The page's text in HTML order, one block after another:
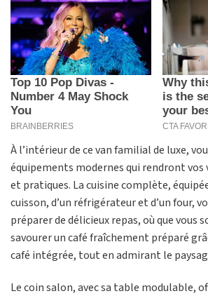
À l’intérieur de ce van familial de luxe,
équipements modernes qui rendront vos
et pratiques. La cuisine complète,
cuisson, d’un réfrigérateur et d’un four,
préparer de délicieux repas, où que vous
savourer un café fraîchement préparé
café intégrée, tout en admirant le
Le coin salon, avec sa table modulable,